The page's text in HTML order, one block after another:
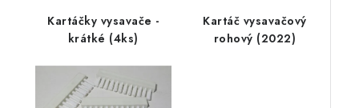
Kartáčky vysavače -
krátké (4ks)
Kartáč vysavačový
rohový (2022)